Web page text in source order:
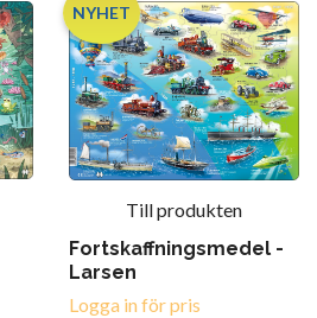
NYHET
Till produkten
Fortskaffningsmedel -
Larsen
Logga in för pris